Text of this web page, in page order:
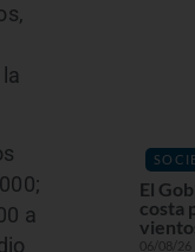
a
El
costa
06/08/26